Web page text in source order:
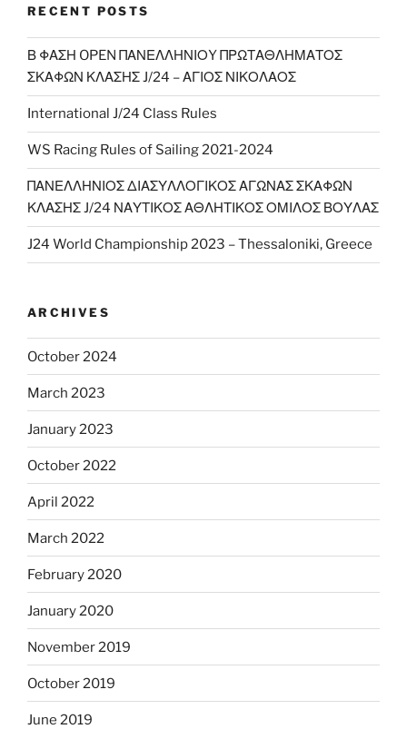
RECENT POSTS
Β ΦΑΣΗ OPEN ΠΑΝΕΛΛΗΝΙΟY ΠΡΩΤΑΘΛΗΜΑΤΟΣ
ΣΚΑΦΩΝ ΚΛΑΣΗΣ J/24 – ΑΓΙΟΣ ΝΙΚΟΛΑΟΣ
International J/24 Class Rules
WS Racing Rules of Sailing 2021-2024
ΠΑΝΕΛΛΗΝΙΟΣ ΔΙΑΣΥΛΛΟΓΙΚΟΣ ΑΓΩΝΑΣ ΣΚΑΦΩΝ
ΚΛΑΣΗΣ J/24 ΝΑΥΤΙΚΟΣ ΑΘΛΗΤΙΚΟΣ ΟΜΙΛΟΣ ΒΟΥΛΑΣ
J24 World Championship 2023 – Thessaloniki, Greece
ARCHIVES
October 2024
March 2023
January 2023
October 2022
April 2022
March 2022
February 2020
January 2020
November 2019
October 2019
June 2019